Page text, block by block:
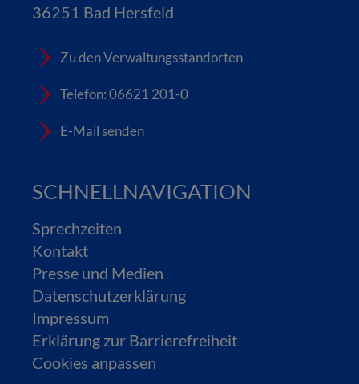
36251 Bad Hersfeld
Zu den Verwaltungsstandorten
Telefon: 06621 201-0
E-Mail senden
SCHNELLNAVIGATION
Sprechzeiten
Kontakt
Presse und Medien
Datenschutzerklärung
Impressum
Erklärung zur Barrierefreiheit
Cookies anpassen